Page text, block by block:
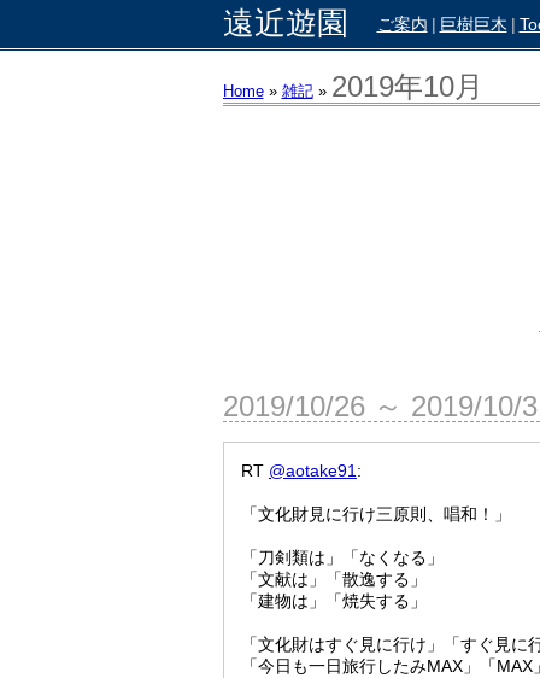
遠近遊園 ご案内 | 巨樹巨木 |
Home» 雑記» 2019年10月
2019/10/26 ～ 2019/10/
RT @aotake91:
「文化財見に行け三原則、唱和！」
「刀剣類は」「なくなる」
「文献は」「散逸する」
「建物は」「焼失する」
「文化財はすぐ見に行け」「すぐ見に
「今日も一日旅行したみMAX」「MAX」